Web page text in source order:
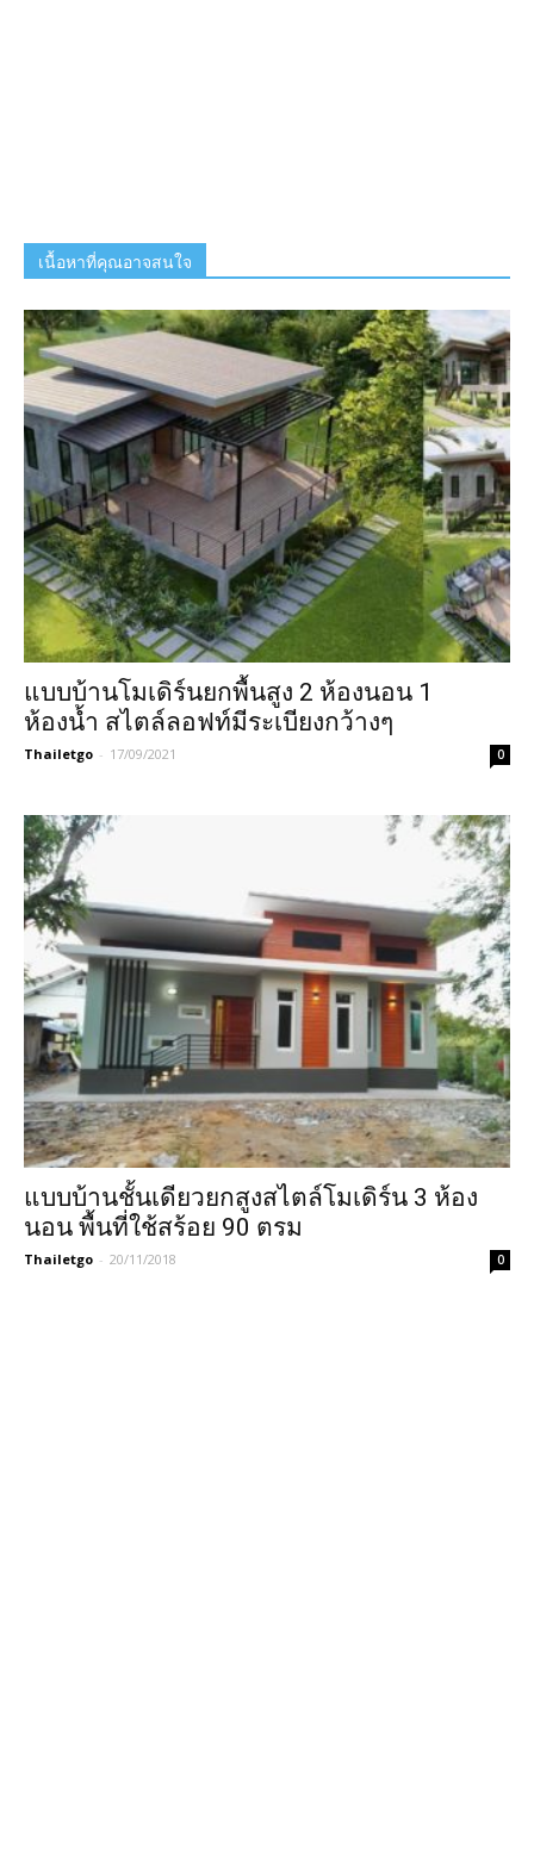
เนื้อหาที่คุณอาจสนใจ
แบบบ้านโมเดิร์นยกพื้นสูง 2 ห้องนอน 1
ห้องน้ำ สไตล์ลอฟท์มีระเบียงกว้างๆ
Thailetgo - 17/09/2021 0
แบบบ้านชั้นเดียวยกสูงสไตล์โมเดิร์น 3 ห้อง
นอน พื้นที่ใช้สร้อย 90 ตรม
Thailetgo - 20/11/2018 0